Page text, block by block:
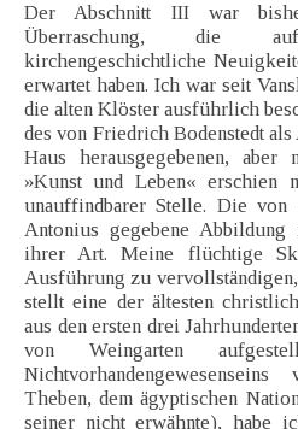
Der Abschnitt III war
Überraschung, die
kirchengeschichtliche
erwartet haben. Ich war seit
die alten Klöster ausführlich
des von Friedrich Bodenstedt
Haus herausgegebenen, aber
»Kunst und Leben« erschien
unauffindbarer Stelle. Die
Antonius gegebene
ihrer Art. Meine flüchtige
Ausführung zu
stellt eine der ältesten
aus den ersten drei
von Weingarten
Theben, dem ägyptischen
seiner nicht erwähnte), habe